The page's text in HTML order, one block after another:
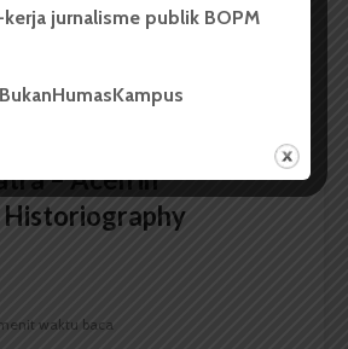
Seminar
– Aceh in
Historiography
waktu baca
jurnalisme publik BOPM